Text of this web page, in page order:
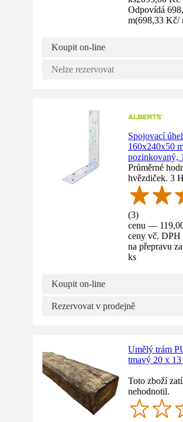
Odpovídá
m(698,33 Kč/
Koupit on-line
Nelze rezervovat
Spojovací
160x240x50
pozinkovaný,
Průměrné
hvězdiček. 3
(3)
cenu —
ceny vč. DPH
na přepravu
ks
Koupit on-line
Rezervovat v prodejně
Umělý trám
tmavý 20 x
Toto zboží
nehodnotil.